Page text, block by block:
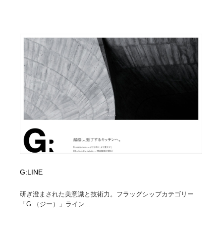
G:LINE
研ぎ澄まされた美意識と技術力。フラッグシップカテゴリー
「G:（ジー）」ライン...